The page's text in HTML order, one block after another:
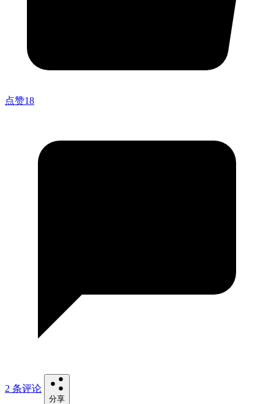
点赞18
2 条评论
分享